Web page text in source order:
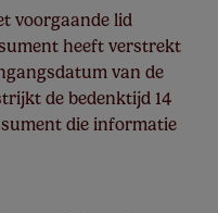
voorgaande lid
heeft verstrekt
van de
de bedenktijd 14
die informatie